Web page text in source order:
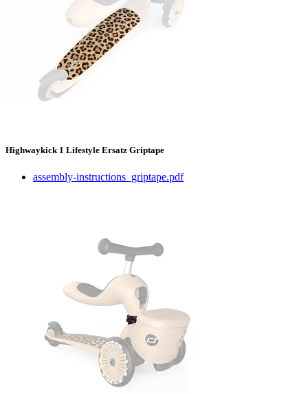
Highwaykick 1 Lifestyle Ersatz Griptape
assembly-instructions_griptape.pdf